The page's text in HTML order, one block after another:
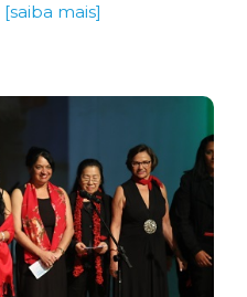
[saiba mais]